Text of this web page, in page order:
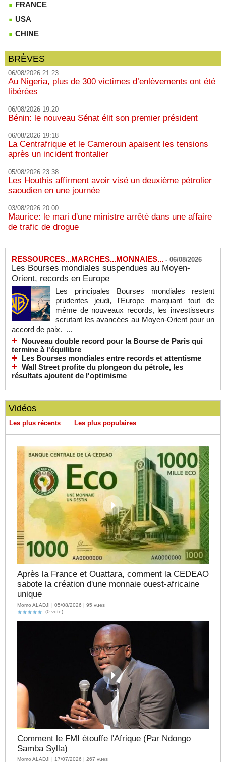
FRANCE
USA
CHINE
BRÈVES
06/08/2026 21:23
Au Nigeria, plus de 300 victimes d’enlèvements ont été
libérées
06/08/2026 19:20
Bénin: le nouveau Sénat élit son premier président
06/08/2026 19:18
La Centrafrique et le Cameroun apaisent les tensions
après un incident frontalier
05/08/2026 23:38
Les Houthis affirment avoir visé un deuxième pétrolier
saoudien en une journée
03/08/2026 20:00
Maurice: le mari d'une ministre arrêté dans une affaire
de trafic de drogue
RESSOURCES...MARCHES...MONNAIES... - 06/08/2026
Les Bourses mondiales suspendues au Moyen-
Orient, records en Europe
Les principales Bourses mondiales restent
prudentes jeudi, l'Europe marquant tout de
même de nouveaux records, les investisseurs
scrutant les avancées au Moyen-Orient pour un
accord de paix. ...
Nouveau double record pour la Bourse de Paris qui
termine à l'équilibre
Les Bourses mondiales entre records et attentisme
Wall Street profite du plongeon du pétrole, les
résultats ajoutent de l'optimisme
Vidéos
Les plus récents Les plus populaires
Après la France et Ouattara, comment la CEDEAO
sabote la création d'une monnaie ouest-africaine
unique
Momo ALADJI | 05/08/2026 | 95 vues
(0 vote)
Comment le FMI étouffe l'Afrique (Par Ndongo
Samba Sylla)
Momo ALADJI | 17/07/2026 | 267 vues